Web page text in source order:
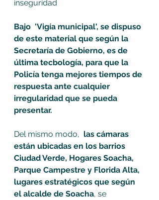
inseguridad
Bajo  'Vigía municipal', se dispuso
de este material que según la
Secretaría de Gobierno, es de
última tecbología, para que la
Policía tenga mejores tiempos de
respuesta ante cualquier
irregularidad que se pueda
presentar.
Del mismo modo,
  las cámaras
están ubicadas en los barrios
Ciudad Verde, Hogares Soacha,
Parque Campestre y Florida Alta,
lugares estratégicos que según
el alcalde de Soacha, se